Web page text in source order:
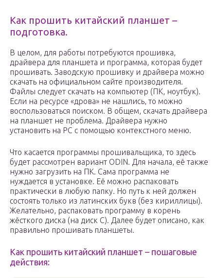
Как прошить китайский планшет –
подготовка.
В целом, для работы потребуются прошивка,
драйвера для планшета и программа, которая будет
прошивать. Заводскую прошивку и драйвера можно
скачать на официальном сайте производителя.
Файлы следует скачать на компьютер (ПК, ноутбук).
Если на ресурсе «дрова» не нашлись, то можно
воспользоваться поиском. В общем, скачать драйвера
на планшет не проблема. Драйвера нужно
установить на PC с помощью контекстного меню.
Что касается программы прошивальщика, то здесь
будет рассмотрен вариант ODIN. Для начала, её также
нужно загрузить на ПК. Сама программа не
нуждается в установке. Её можно распаковать
практически в любую папку. Но путь к ней должен
состоять только из латинских букв (без кириллицы).
Желательно, распаковать программу в корень
жёсткого диска (на диск С). Далее будет описано, как
правильно прошивать планшеты.
Как прошить китайский планшет – пошаговые
действия: